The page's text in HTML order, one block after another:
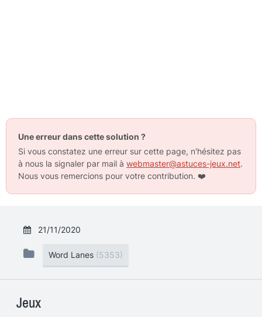
Une erreur dans cette solution ?
Si vous constatez une erreur sur cette page, n'hésitez pas
à nous la signaler par mail à webmaster@astuces-jeux.net.
Nous vous remercions pour votre contribution. ❤️
21/11/2020
Word Lanes (5353)
Jeux